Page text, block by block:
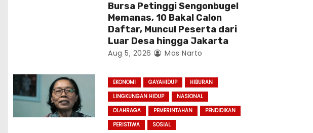
Bursa Petinggi Sengonbugel
Memanas, 10 Bakal Calon
Daftar, Muncul Peserta dari
Luar Desa hingga Jakarta
Aug 5, 2026 Mas Narto
EKONOMI GAYAHIDUP
HIBURAN
LINGKUNGAN HIDUP
NASIONAL
OLAHRAGA
PEMERINTAHAN
PENDIDIKAN
PERISTIWA
SOSIAL